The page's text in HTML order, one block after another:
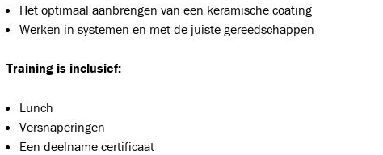
Het optimaal aanbrengen van een keramische coating
Werken in systemen en met de juiste gereedschappen
Training is inclusief:
Lunch
Versnaperingen
Een deelname certificaat